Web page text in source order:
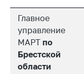
совет
Награждения
Главное
управление
МАРТ по
Брестской
области